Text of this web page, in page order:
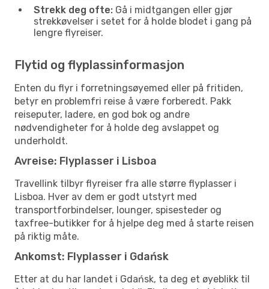
Strekk deg ofte: Gå i midtgangen eller gjør
strekkøvelser i setet for å holde blodet i gang på
lengre flyreiser.
Flytid og flyplassinformasjon
Enten du flyr i forretningsøyemed eller på fritiden,
betyr en problemfri reise å være forberedt. Pakk
reiseputer, ladere, en god bok og andre
nødvendigheter for å holde deg avslappet og
underholdt.
Avreise: Flyplasser i Lisboa
Travellink tilbyr flyreiser fra alle større flyplasser i
Lisboa. Hver av dem er godt utstyrt med
transportforbindelser, lounger, spisesteder og
taxfree-butikker for å hjelpe deg med å starte reisen
på riktig måte.
Ankomst: Flyplasser i Gdańsk
Etter at du har landet i Gdańsk, ta deg et øyeblikk til